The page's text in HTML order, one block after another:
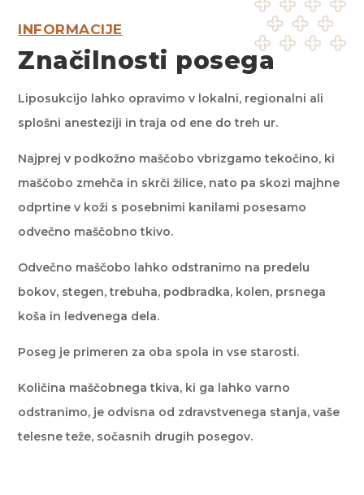
INFORMACIJE
Značilnosti posega
Liposukcijo lahko opravimo v lokalni, regionalni ali
splošni anesteziji in traja od ene do treh ur.
Najprej v podkožno maščobo vbrizgamo tekočino, ki
maščobo zmehča in skrči žilice, nato pa skozi majhne
odprtine v koži s posebnimi kanilami posesamo
odvečno maščobno tkivo.
Odvečno maščobo lahko odstranimo na predelu
bokov, stegen, trebuha, podbradka, kolen, prsnega
koša in ledvenega dela.
Poseg je primeren za oba spola in vse starosti.
Količina maščobnega tkiva, ki ga lahko varno
odstranimo, je odvisna od zdravstvenega stanja, vaše
telesne teže, sočasnih drugih posegov.